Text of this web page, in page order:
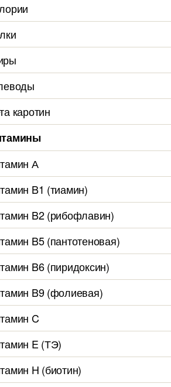
каротин
А
B1 (тиамин)
B2 (рибофлавин)
B5 (пантотеновая)
B6 (пиридоксин)
B9 (фолиевая)
C
E (ТЭ)
H (биотин)